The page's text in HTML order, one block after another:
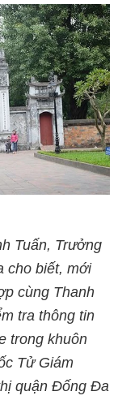
Tuấn, Trưởng
cho biết, mới
cùng Thanh
tra thông tin
trong khuôn
Tử Giám
quận Đống Đa